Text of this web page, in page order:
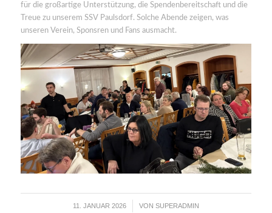
für die großartige Unterstützung, die Spendenbereitschaft und die
Treue zu unserem SSV Paulsdorf. Solche Abende zeigen, was
unseren Verein, Sponsren und Fans ausmacht.
11. JANUAR 2026
/ VON SUPERADMIN